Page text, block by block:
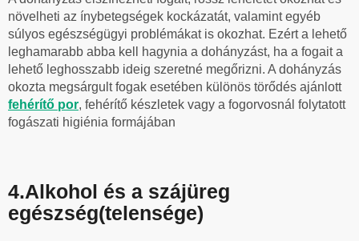
növelheti az ínybetegségek kockázatát, valamint egyéb
súlyos egészségügyi problémákat is okozhat. Ezért a lehető
leghamarabb abba kell hagynia a dohányzást, ha a fogait a
lehető leghosszabb ideig szeretné megőrizni. A dohányzás
okozta megsárgult fogak esetében különös törődés ajánlott
fehérítő por, fehérítő készletek vagy a fogorvosnál folytatott
fogászati higiénia formájában
4.Alkohol és a szájüreg
egészség(telensége)